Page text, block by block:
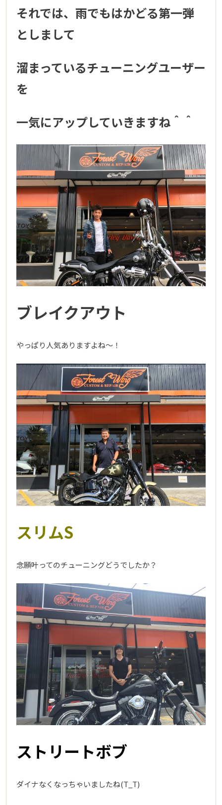
それでは、雨でもはかどる第一弾
としまして
溜まっているチューニングユーザー
を
一気にアップしていきますね＾＾
ブレイクアウト
やっぱり人気ありますよね～！
スリムS
念願叶ってのチューニングどうでしたか？
ストリートボブ
ダイナなくなっちゃいましたね(T_T)